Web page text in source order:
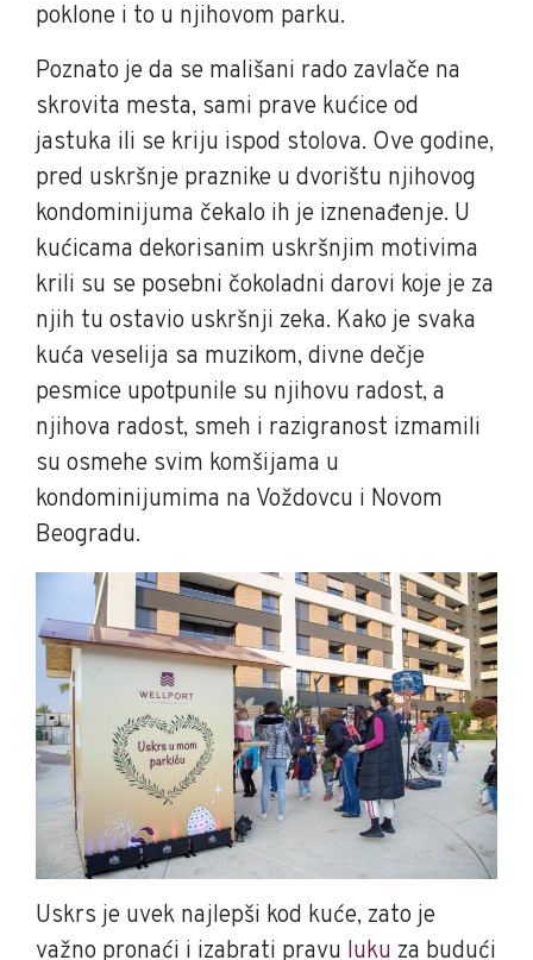
poklone i to u njihovom parku.
Poznato je da se mališani rado zavlače na
skrovita mesta, sami prave kućice od
jastuka ili se kriju ispod stolova. Ove godine,
pred uskršnje praznike u dvorištu njihovog
kondominijuma čekalo ih je iznenađenje. U
kućicama dekorisanim uskršnjim motivima
krili su se posebni čokoladni darovi koje je za
njih tu ostavio uskršnji zeka. Kako je svaka
kuća veselija sa muzikom, divne dečje
pesmice upotpunile su njihovu radost, a
njihova radost, smeh i razigranost izmamili
su osmehe svim komšijama u
kondominijumima na Voždovcu i Novom
Beogradu.
Uskrs je uvek najlepši kod kuće, zato je
važno pronaći i izabrati pravu luku za budući